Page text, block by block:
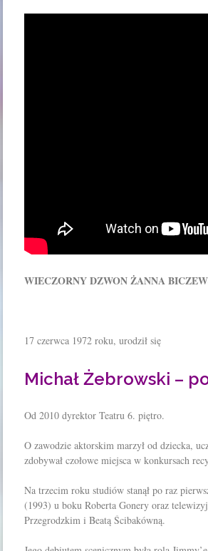
WIECZORNY DZWON ŻANNA
17 czerwca 1972 roku, urodził się
Michał Żebrowski –
Od 2010 dyrektor Teatru 6. piętro.
O zawodzie aktorskim marzył od dziecka,
zdobywał czołowe miejsca w konkursach
Na trzecim roku studiów stanął po raz
(1993) u boku Roberta Gonery oraz
Przegrodzkim i Beatą Ścibakówną.